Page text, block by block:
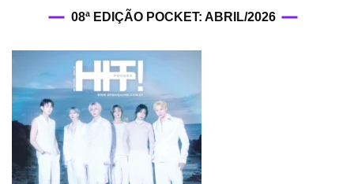
08ª EDIÇÃO POCKET: ABRIL/2026